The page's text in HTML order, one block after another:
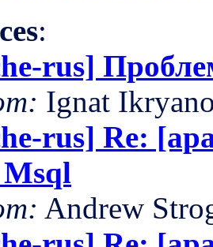
:
rus]
Ignat
rus] Re:
Andrew